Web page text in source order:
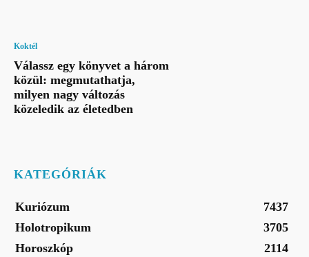
Koktél
Válassz egy könyvet a három
közül: megmutathatja,
milyen nagy változás
közeledik az életedben
KATEGÓRIÁK
Kuriózum
7437
Holotropikum
3705
Horoszkóp
2114